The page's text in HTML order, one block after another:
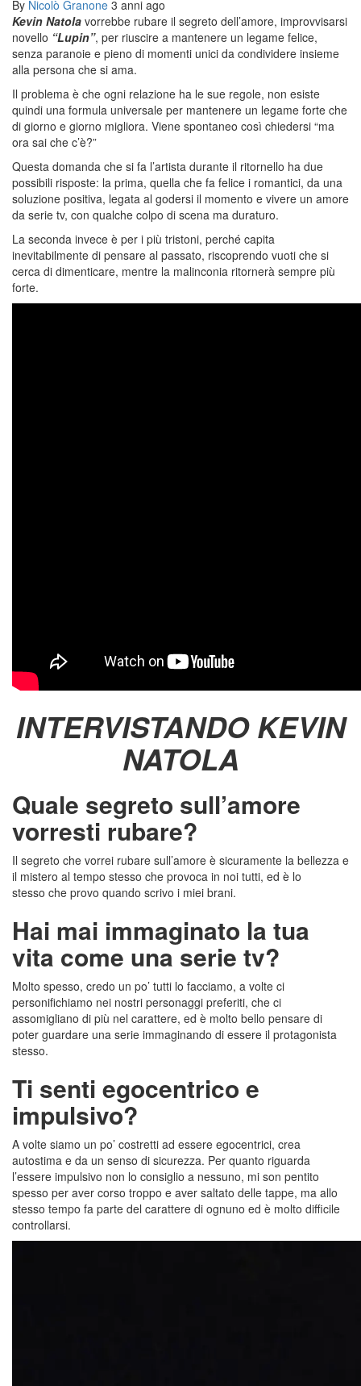
By Nicolò Granone 3 anni ago
Kevin Natola vorrebbe rubare il segreto dell’amore, improvvisarsi
novello “Lupin”, per riuscire a mantenere un legame felice,
senza paranoie e pieno di momenti unici da condividere insieme
alla persona che si ama.
Il problema è che ogni relazione ha le sue regole, non esiste
quindi una formula universale per mantenere un legame forte che
di giorno e giorno migliora. Viene spontaneo così chiedersi “ma
ora sai che c’è?”
Questa domanda che si fa l’artista durante il ritornello ha due
possibili risposte: la prima, quella che fa felice i romantici, da una
soluzione positiva, legata al godersi il momento e vivere un amore
da serie tv, con qualche colpo di scena ma duraturo.
La seconda invece è per i più tristoni, perché capita
inevitabilmente di pensare al passato, riscoprendo vuoti che si
cerca di dimenticare, mentre la malinconia ritornerà sempre più
forte.
INTERVISTANDO KEVIN
NATOLA
Quale segreto sull’amore
vorresti rubare?
Il segreto che vorrei rubare sull’amore è sicuramente la bellezza e
il mistero al tempo stesso che provoca in noi tutti, ed è lo
stesso che provo quando scrivo i miei brani.
Hai mai immaginato la tua
vita come una serie tv?
Molto spesso, credo un po’ tutti lo facciamo, a volte ci
personifichiamo nei nostri personaggi preferiti, che ci
assomigliano di più nel carattere, ed è molto bello pensare di
poter guardare una serie immaginando di essere il protagonista
stesso.
Ti senti egocentrico e
impulsivo?
A volte siamo un po’ costretti ad essere egocentrici, crea
autostima e da un senso di sicurezza. Per quanto riguarda
l’essere impulsivo non lo consiglio a nessuno, mi son pentito
spesso per aver corso troppo e aver saltato delle tappe, ma allo
stesso tempo fa parte del carattere di ognuno ed è molto difficile
controllarsi.